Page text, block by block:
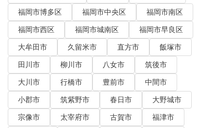
福岡市博多区
福岡市中央区
福岡市南区
福岡市西区
福岡市城南区
福岡市早良区
大牟田市
久留米市 直方市
飯塚市
田川市
柳川市 八女市
筑後市
大川市
行橋市 豊前市
中間市
小郡市
筑紫野市 春日市
大野城市
宗像市
太宰府市 古賀市
福津市